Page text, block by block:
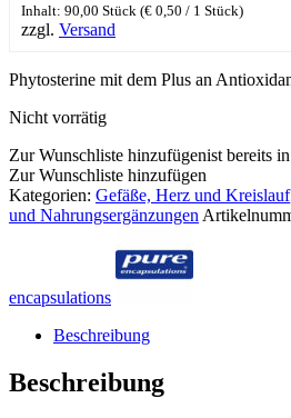
Inhalt: 90,00 Stück (€ 0,50 / 1 Stück)
zzgl. Versand
Phytosterine mit dem Plus an
Nicht vorrätig
Zur Wunschliste hinzufügenist bereits
Zur Wunschliste hinzufügen
Kategorien: Gefäße, Herz und Kreislauf
und Nahrungsergänzungen
encapsulations
Beschreibung
Beschreibung